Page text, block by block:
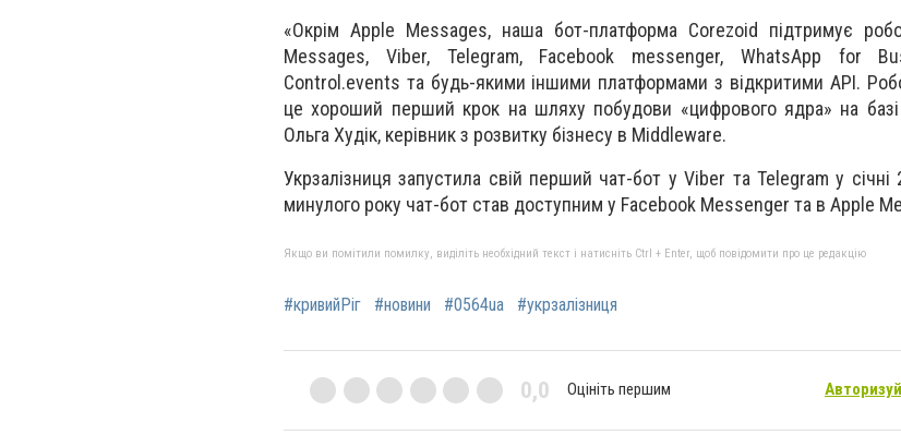
«Окрім Apple Messages, наша бот-платформа Corezoid підтримує
Messages, Viber, Telegram, Facebook messenger, WhatsApp for
Control.events та будь-якими іншими платформами з відкритими API.
це хороший перший крок на шляху побудови «цифрового ядра» на
Ольга Худік, керівник з розвитку бізнесу в Middleware.
Укрзалізниця запустила свій перший чат-бот у Viber та Telegram у січні
минулого року чат-бот став доступним у Facebook Messenger та в Apple
Якщо ви помітили помилку, виділіть необхідний текст і натисніть Ctrl + Enter, щоб повідомити про це редакцію
#кривийРіг #новини #0564ua #укрзалізниця
0,0 Оцініть першим